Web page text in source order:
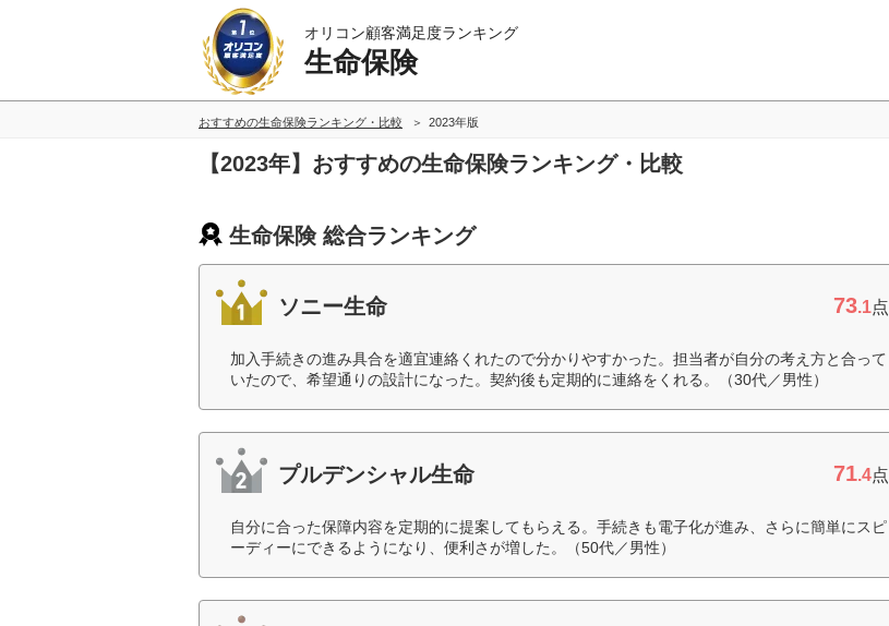
オリコン顧客満足度ランキング
生命保険
おすすめの生命保険ランキング・比較 2023年版
【2023年】おすすめの生命保険ランキング・比較
生命保険 総合ランキング
ソニー生命 73.1点
加入手続きの進み具合を適宜連絡くれたので分かりやすかった。担当者が自分の考え方と合って
いたので、希望通りの設計になった。契約後も定期的に連絡をくれる。（30代／男性）
プルデンシャル生命 71.4点
自分に合った保障内容を定期的に提案してもらえる。手続きも電子化が進み、さらに簡単にスピ
ーディーにできるようになり、便利さが増した。（50代／男性）